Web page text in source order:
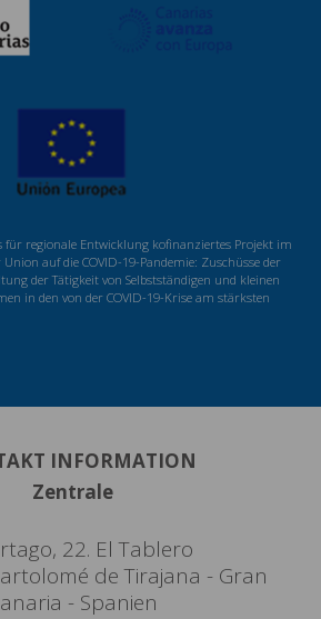
für regionale Entwicklung kofinanziertes Projekt im
auf die COVID-19-Pandemie: Zuschüsse der
der Tätigkeit von Selbstständigen und kleinen
in den von der COVID-19-Krise am stärksten
INFORMATION
Zentrale
22. El Tablero
de Tirajana - Gran
- Spanien